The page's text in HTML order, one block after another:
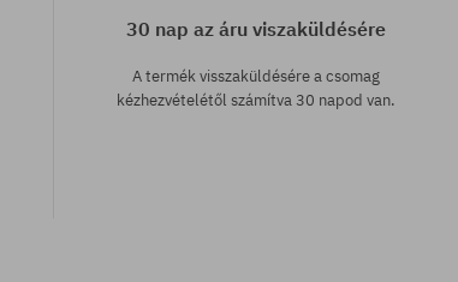
30 nap az áru viszaküldésére
A termék visszaküldésére a csomag
kézhezvételétől számítva 30 napod van.